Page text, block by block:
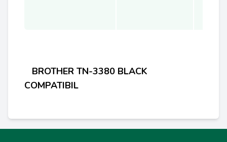
BROTHER TN-3380 BLACK
COMPATIBIL